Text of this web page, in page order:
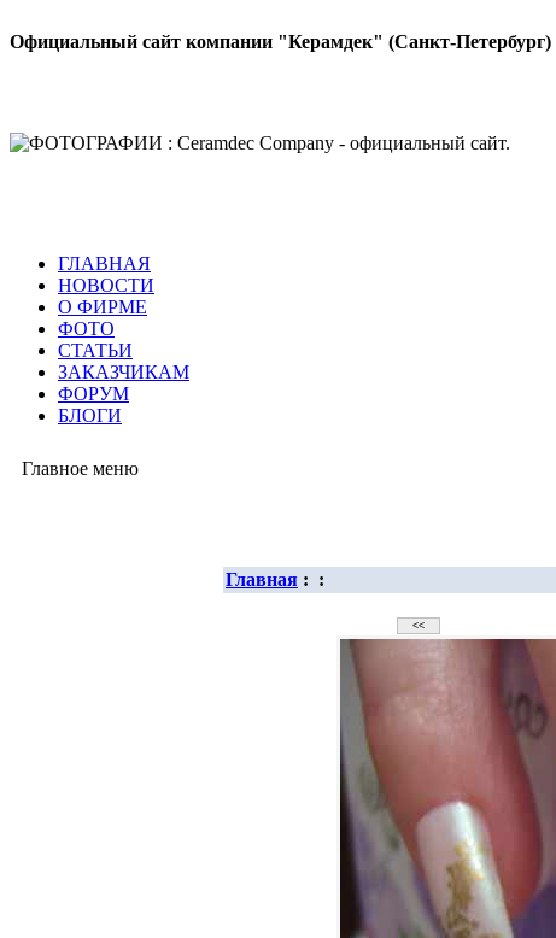
Официальный сайт компании "Керамдек" (Санкт-Петербург)
ГЛАВНАЯ
НОВОСТИ
О ФИРМЕ
ФОТО
СТАТЬИ
ЗАКАЗЧИКАМ
ФОРУМ
БЛОГИ
Главное меню
Главная : :